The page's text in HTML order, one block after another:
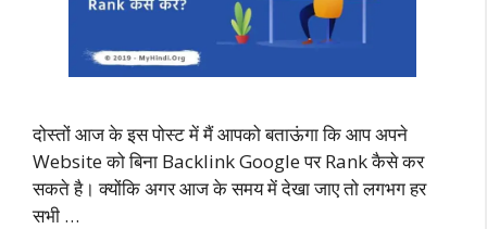
दोस्तों आज के इस पोस्ट में मैं आपको बताऊंगा कि आप अपने
Website को बिना Backlink Google पर Rank कैसे कर
सकते है। क्योंकि अगर आज के समय में देखा जाए तो लगभग हर
सभी …